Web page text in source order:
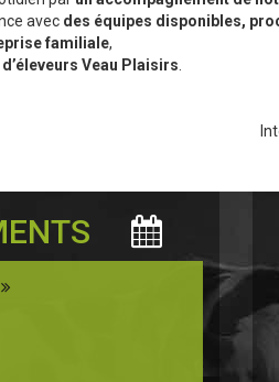
avec des équipes disponibles,
familiale,
Veau Plaisirs